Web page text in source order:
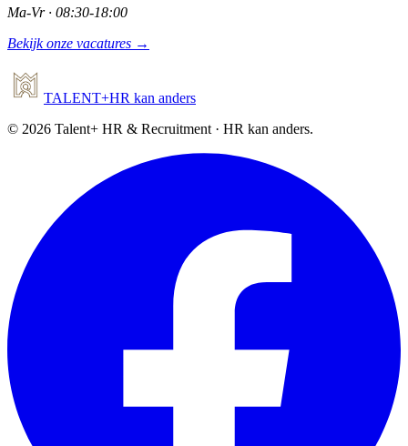
Ma-Vr · 08:30-18:00
Bekijk onze vacatures →
TALENT+HR kan anders
© 2026 Talent+ HR & Recruitment · HR kan anders.